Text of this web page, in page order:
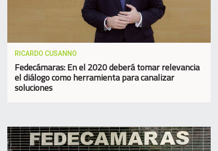
RICARDO CUSANNO
Fedecámaras: En el 2020 deberá tomar relevancia
el diálogo como herramienta para canalizar
soluciones